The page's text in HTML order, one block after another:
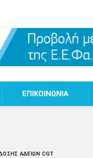
EΠΙΚΟΙΝΩΝΙΑ
ΑΔΕΙΏΝ CGT